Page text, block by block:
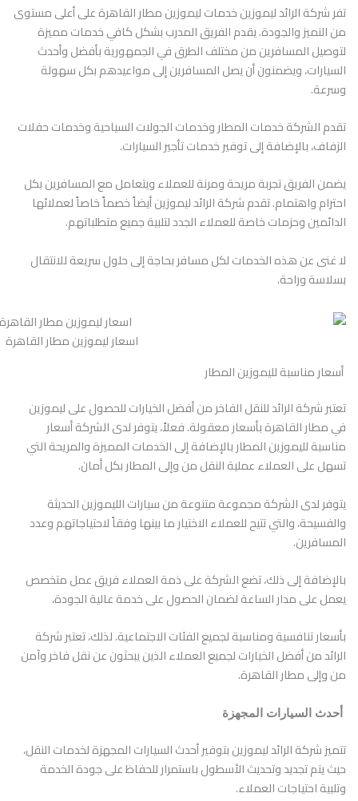
تفر شركة الرائد ليموزين خدمات ليموزين مطار القاهرة على أعلى مستوى
من التميز والجودة. يقدم الفريق المدرب بشكل كافي خدمات مميزة
لتوصيل المسافرين من مختلف الطرق في الجمهورية بأفضل وأحدث
السيارات، ويضمنون أن يصل المسافرين إلى مواعيدهم بكل سهولة
وسرعة.
تقدم الشركة خدمات المطار وخدمات الجولات السياحية وخدمات حفلات
الزفاف، بالإضافة إلى توفير خدمات تأجير السيارات.
يضمن الفريق تجربة مريحة ومرنة للعملاء ويتعامل مع المسافرين بكل
احترام واهتمام. تقدم شركة الرائد ليموزين أيضاً خصماً خاصاً لعملائها
الدائمين وحزمات خاصة للعملاء الجدد لتلبية جميع متطلباتهم.
لا غنى عن هذه الخدمات لكل مسافر بحاجة إلى حلول سريعة للانتقال
بسلاسة وراحة.
اسعار ليموزين مطار القاهرة
أسعار مناسبة لليموزين المطار
تعتبر شركة الرائد للنقل الفاخر من أفضل الخيارات للحصول على ليموزين
في مطار القاهرة بأسعار معقولة. فعلاً، يتوفر لدى الشركة أسعار
مناسبة لليموزين المطار بالإضافة إلى الخدمات المميزة والمريحة التي
تسهل على العملاء عملية النقل من وإلى المطار بكل أمان.
يتوفر لدى الشركة مجموعة متنوعة من سيارات الليموزين الحديثة
والفسيحة، والتي تتيح للعملاء الاختيار ما بينها وفقاً لاحتياجاتهم وعدد
المسافرين.
بالإضافة إلى ذلك، تضع الشركة على ذمة العملاء فريق عمل متخصص
يعمل على مدار الساعة لضمان الحصول على خدمة عالية الجودة،
بأسعار تنافسية ومناسبة لجميع الفئات الاجتماعية. لذلك، تعتبر شركة
الرائد من أفضل الخيارات لجميع العملاء الذين يبحثون عن نقل فاخر وآمن
من وإلى مطار القاهرة.
أحدث السيارات المجهزة
تتميز شركة الرائد ليموزين بتوفير أحدث السيارات المجهزة لخدمات النقل،
حيث يتم تجديد وتحديث الأسطول باستمرار للحفاظ على جودة الخدمة
وتلبية احتياجات العملاء.